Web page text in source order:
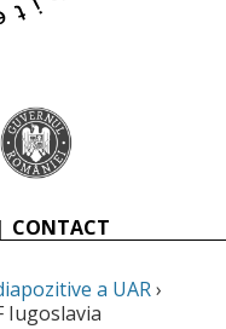
| CONTACT
a UAR›
Iugoslavia